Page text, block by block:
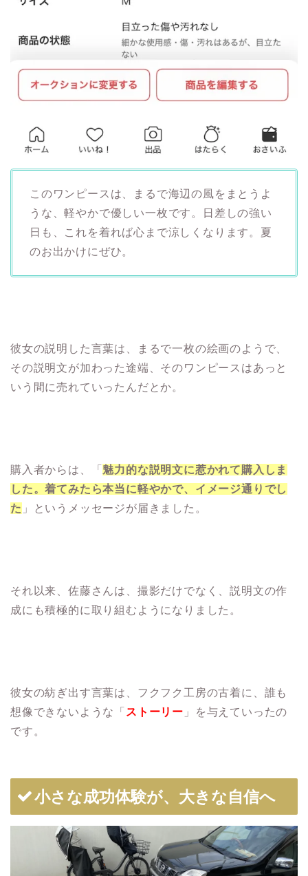
このワンピースは、まるで海辺の風をまとうよ
うな、軽やかで優しい一枚です。日差しの強い
日も、これを着れば心まで涼しくなります。夏
のお出かけにぜひ。
彼女の説明した言葉は、まるで一枚の絵画のようで、
その説明文が加わった途端、そのワンピースはあっと
いう間に売れていったんだとか。
購入者からは、「 魅力的な説明文に惹かれて購入しま
した。着てみたら本当に軽やかで、イメージ通りでし
た 」というメッセージが届きました。
それ以来、佐藤さんは、撮影だけでなく、説明文の作
成にも積極的に取り組むようになりました。
彼女の紡ぎ出す言葉は、フクフク工房の古着に、誰も
想像できないような「 ストーリー 」を与えていったの
です。
小さな成功体験が、大きな自信へ